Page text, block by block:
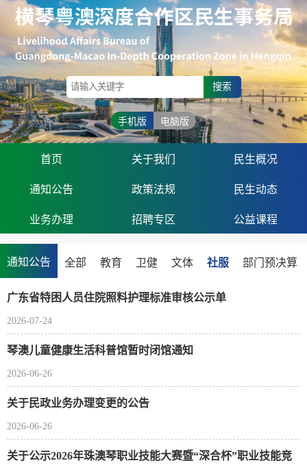
搜索
手机版 电脑版
首页 关于我们 民生概况
通知公告 政策法规 民生动态
业务办理 招聘专区 公益课程
通知公告 全部 教育 卫健 文体 社服 部门预决算
广东省特困人员住院照料护理标准审核公示单
2026-07-24
琴澳儿童健康生活科普馆暂时闭馆通知
2026-06-26
关于民政业务办理变更的公告
2026-06-26
关于公示2026年珠澳琴职业技能大赛暨“深合杯”职业技能竞